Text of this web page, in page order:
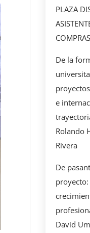
PLAZA
COMPRAS
De la
e
Rolando
Rivera
De
proyecto:
David